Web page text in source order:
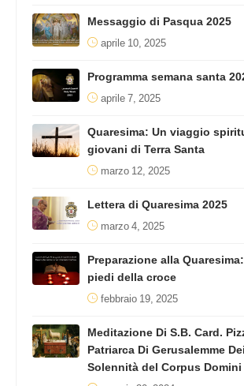
Messaggio di Pasqua 2025
aprile 10, 2025
Programma semana santa
aprile 7, 2025
Quaresima: Un viaggio
giovani di Terra Santa
marzo 12, 2025
Lettera di Quaresima 2025
marzo 4, 2025
Preparazione alla
piedi della croce
febbraio 19, 2025
Meditazione Di S.B. Card.
Patriarca Di Gerusalemme
Solennità del Corpus